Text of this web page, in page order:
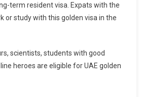
To
Get
In
UAE
term resident visa. Expats with the
or study with this golden visa in the
scientists, students with good
heroes are eligible for UAE golden